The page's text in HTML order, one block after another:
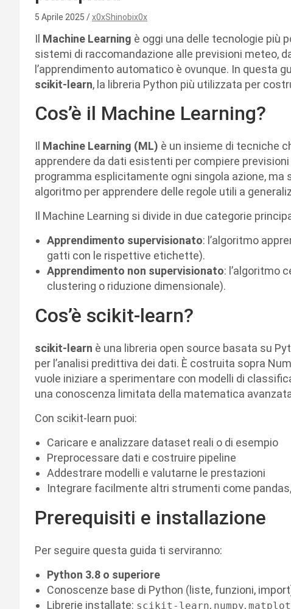
5 Aprile 2025 x0xShinobix0x
Il Machine Learning è oggi una delle tecnologie più
sistemi di raccomandazione alle previsioni meteo,
l’apprendimento automatico è ovunque. In questa
scikit-learn, la libreria Python più utilizzata per
Cos’è il Machine Learning?
Il Machine Learning (ML) è un insieme di tecniche
apprendere da dati esistenti per compiere
programma esplicitamente ogni singola azione,
algoritmo per apprendere delle regole utili a
Il Machine Learning si divide in due categorie
Apprendimento supervisionato: l’algoritmo
gatti con le rispettive etichette).
Apprendimento non supervisionato: l’algoritmo
clustering o riduzione dimensionale).
Cos’è scikit-learn?
scikit-learn è una libreria open source basata su
per l’analisi predittiva dei dati. È costruita sopra
vuole iniziare a sperimentare con modelli di
una conoscenza limitata della matematica
Con scikit-learn puoi:
Caricare e analizzare dataset reali o di esempio
Preprocessare dati e costruire pipeline
Addestrare modelli e valutarne le prestazioni
Integrare facilmente altri strumenti come
Prerequisiti e installazione
Per seguire questa guida ti serviranno:
Python 3.8 o superiore
Conoscenze base di Python (liste, funzioni,
Librerie installate: scikit-learn, numpy,